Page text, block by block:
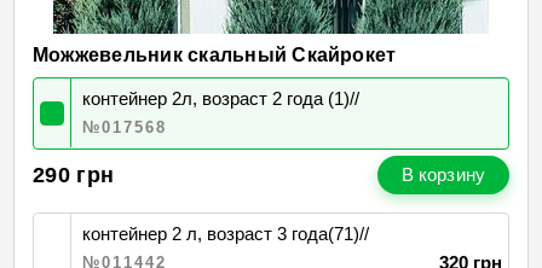
Можжевельник скальный Скайрокет
контейнер 2л, возраст 2 года (1)//
№017568
290 грн В корзину
контейнер 2 л, возраст 3 года(71)//
№011442 320 грн